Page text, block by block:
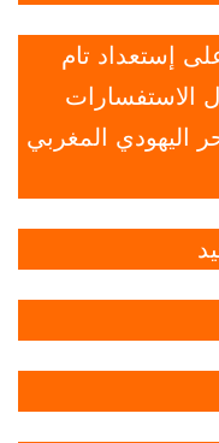
إستعداد تام
الاستفسارات
اليهودي المغربي